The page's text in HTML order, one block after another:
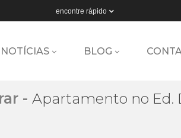
encontre rápido
NOTÍCIAS BLOG
- Apartamento no Ed.